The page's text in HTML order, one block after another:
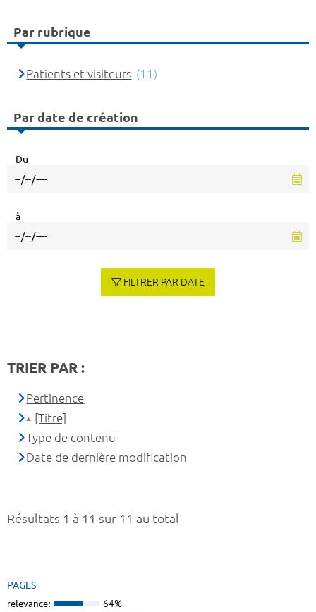
Résultats 1 à 11 sur 11 au total
PAGES
relevance: 64%
Par rubrique
Patients et visiteurs (11)
Par date de création
Du
à
FILTRER PAR DATE
TRIER PAR :
Pertinence
[Titre]
Type de contenu
Date de dernière modification